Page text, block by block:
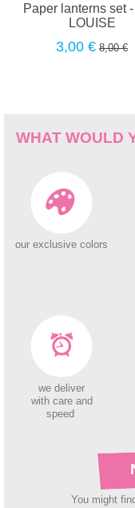
Paper lanterns set -
LOUISE
3,00 € 8,00 €
WHAT WOULD
our exclusive colors
we deliver
with care and
speed
You might